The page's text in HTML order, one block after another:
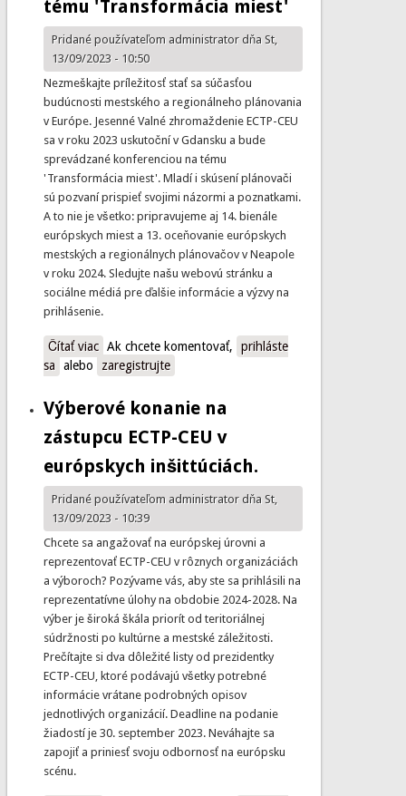
tému 'Transformácia miest'
Pridané používateľom administratordňa St,
13/09/2023 - 10:50
Nezmeškajte príležitosť stať sa súčasťou
budúcnosti mestského a regionálneho plánovania
v Európe. Jesenné Valné zhromaždenie ECTP-CEU
sa v roku 2023 uskutoční v Gdansku a bude
sprevádzané konferenciou na tému
'Transformácia miest'. Mladí i skúsení plánovači
sú pozvaní prispieť svojimi názormi a poznatkami.
A to nie je všetko: pripravujeme aj 14. bienále
európskych miest a 13. oceňovanie európskych
mestských a regionálnych plánovačov v Neapole
v roku 2024. Sledujte našu webovú stránku a
sociálne médiá pre ďalšie informácie a výzvy na
prihlásenie.
Čítať viaco ECTP-CEU Jesenné Valné zhromaždenie 2023 sa
uskutoční v Gdansku (Poľsko) s konferenciou na tému
Ak chcete komentovať,
prihláste
sa
alebo zaregistrujte
Výberové konanie na
zástupcu ECTP-CEU v
európskych inšittúciách.
Pridané používateľom administratordňa St,
13/09/2023 - 10:39
Chcete sa angažovať na európskej úrovni a
reprezentovať ECTP-CEU v rôznych organizáciách
a výboroch? Pozývame vás, aby ste sa prihlásili na
reprezentatívne úlohy na obdobie 2024-2028. Na
výber je široká škála priorít od teritoriálnej
súdržnosti po kultúrne a mestské záležitosti.
Prečítajte si dva dôležité listy od prezidentky
ECTP-CEU, ktoré podávajú všetky potrebné
informácie vrátane podrobných opisov
jednotlivých organizácií. Deadline na podanie
žiadostí je 30. september 2023. Neváhajte sa
zapojiť a priniesť svoju odbornosť na európsku
scénu.